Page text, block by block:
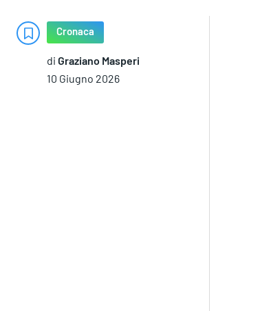
Cronaca
di Graziano Masperi
10 Giugno 2026